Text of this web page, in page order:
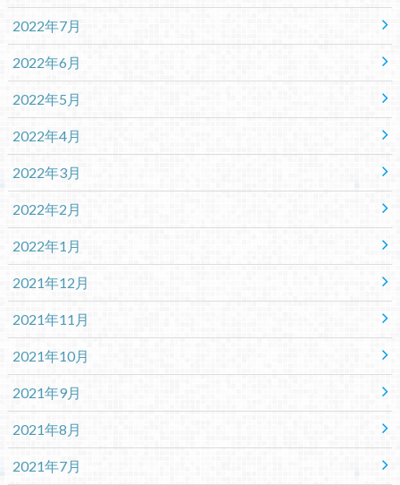
2022年7月
2022年6月
2022年5月
2022年4月
2022年3月
2022年2月
2022年1月
2021年12月
2021年11月
2021年10月
2021年9月
2021年8月
2021年7月